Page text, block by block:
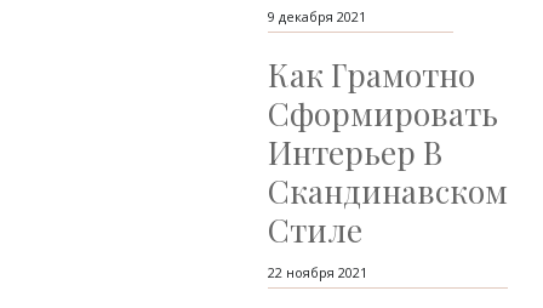
9 декабря 2021
Как Грамотно
Сформировать
Интерьер В
Скандинавском
Стиле
22 ноября 2021